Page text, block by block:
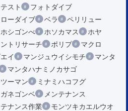
スト
フォトダイブ
ーダイブ ベラ
ペリリュー
ホシゴンべ ホソカマス
ホヤ
トリサーチ ポリプ
マクロ
イ マンジュウイシモチ
マンタ
マンタハナミノカサゴ
ーマン
ミナミハコフグ
ガネゴンベ
メンテナンス
テナンス作業
モンツキカエルウオ